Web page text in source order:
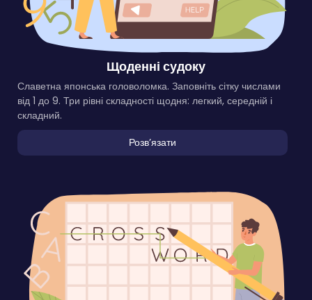
Щоденні судоку
Славетна японська головоломка. Заповніть сітку числами
від 1 до 9. Три рівні складності щодня: легкий, середній і
складний.
Розвʼязати